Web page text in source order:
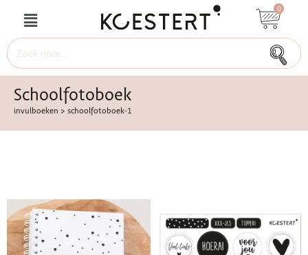
0
Schoolfotoboek
invulboeken > schoolfotoboek-1